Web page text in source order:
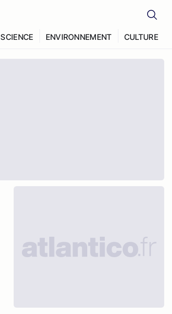
SCIENCE ENVIRONNEMENT CULTURE